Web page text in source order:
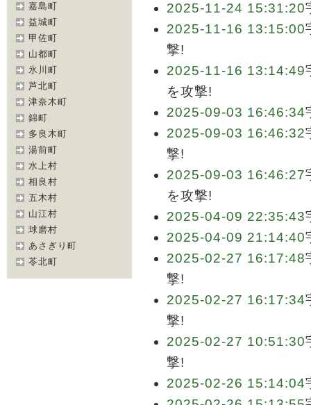
嘉島町
益城町
甲佐町
山都町
氷川町
芦北町
津奈木町
錦町
多良木町
湯前町
水上村
相良村
五木村
山江村
球磨村
あさぎり町
苓北町
2025-11-24 15:31:20
2025-11-16 13:15:00
撃!
2025-11-16 13:14:49
を攻撃!
2025-09-03 16:46:34
2025-09-03 16:46:32
撃!
2025-09-03 16:46:27
を攻撃!
2025-04-09 22:35:43
2025-04-09 21:14:40
2025-02-27 16:17:48
撃!
2025-02-27 16:17:34
撃!
2025-02-27 10:51:30
撃!
2025-02-26 15:14:04